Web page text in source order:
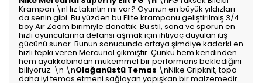
Krampon \nHız takıntın mı var? Oyunun en büyük yıldızları
da senin gibi. Bu yüzden bu Elite kramponu geliştirilmiş 3/4
boy Air Zoom birimiyle donattık. Bu stil, sana ve sporun en
hızlı oyuncularına defansı aşmak için ihtiyaç duyulan itiş
gücünü sunar. Bunun sonucunda ortaya şimdiye kadarki en
hızlı tepki veren Mercurial çıkmıştır. Çünkü hem kendinden
hem ayakkabından mükemmel bir performans beklediğini
biliyoruz. \n \nOlağanüstü Temas \nNike Gripknit, topa
daha iyi temas etmeni sağlayan yapışkan bir malzemedir.